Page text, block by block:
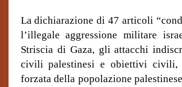
La dichiarazione di 47 articoli
l’illegale aggressione militare
Striscia di Gaza, gli attacchi
civili palestinesi e obiettivi civili,
forzata della popolazione